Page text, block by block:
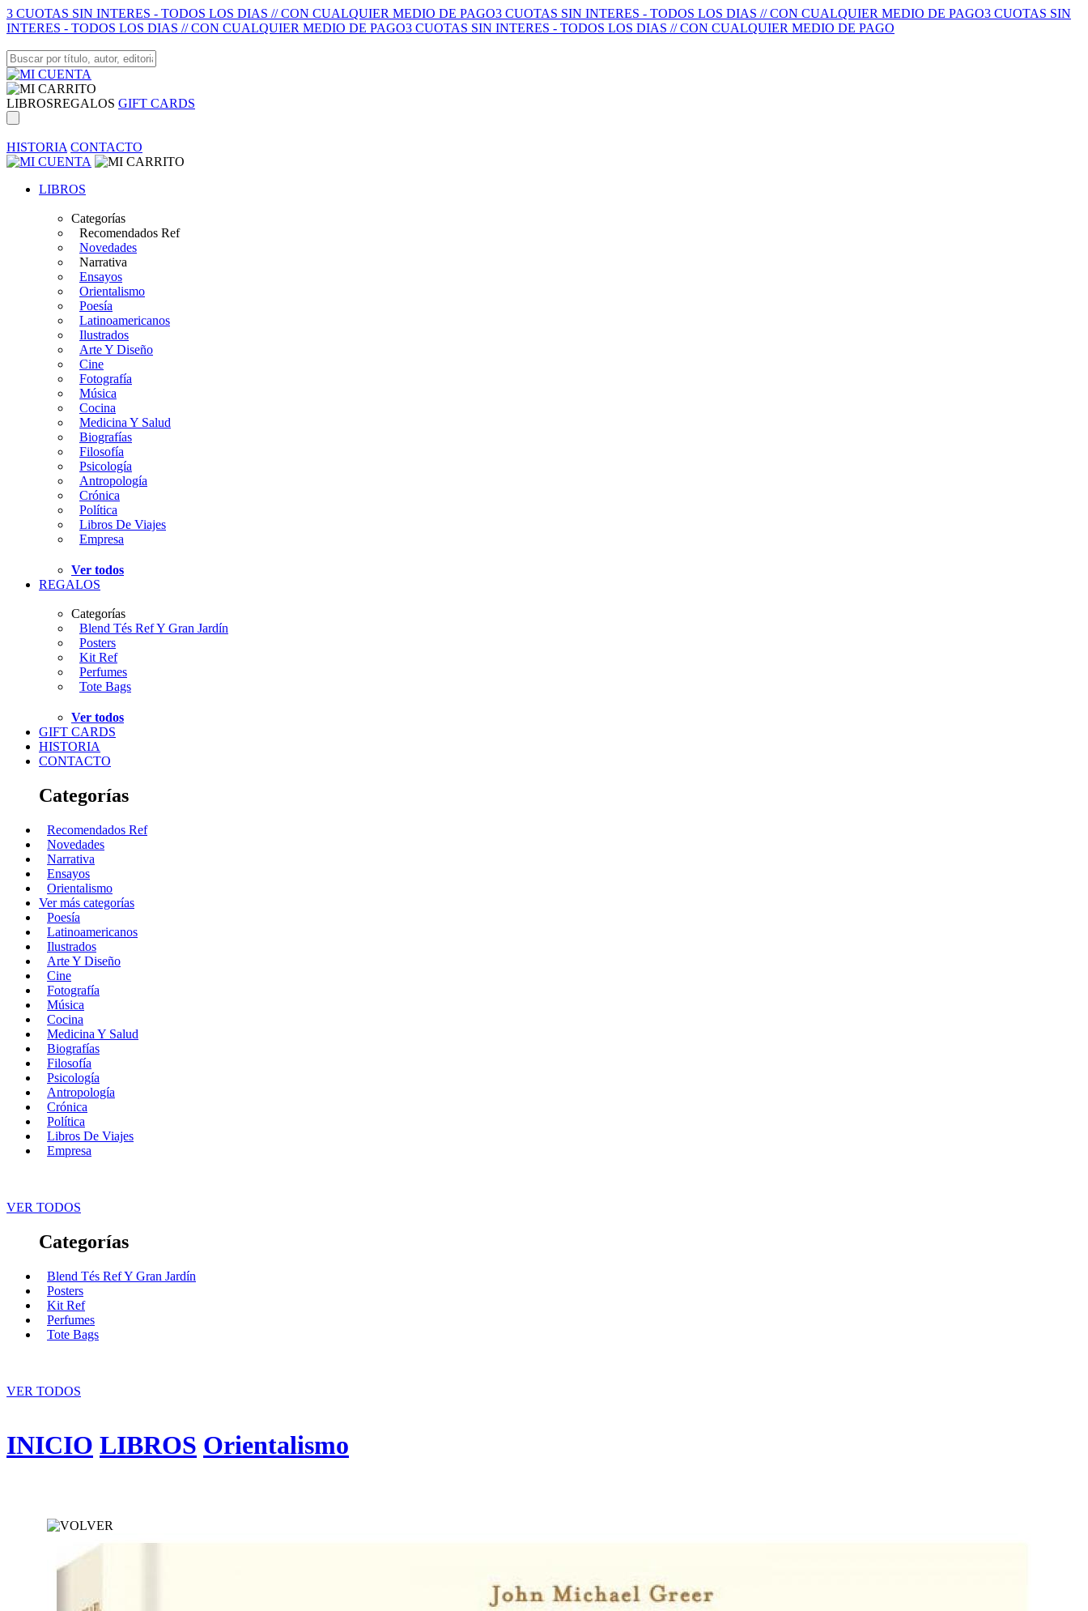
3 CUOTAS SIN INTERES - TODOS LOS DIAS // CON CUALQUIER MEDIO DE PAGO3 CUOTAS SIN INTERES - TODOS LOS DIAS // CON CUALQUIER MEDIO DE PAGO3 CUOTAS SIN
INTERES - TODOS LOS DIAS // CON CUALQUIER MEDIO DE PAGO3 CUOTAS SIN INTERES - TODOS LOS DIAS // CON CUALQUIER MEDIO DE PAGO
LIBROSREGALOS GIFT CARDS
HISTORIA CONTACTO
LIBROS
Categorías
Recomendados Ref
Novedades
Narrativa
Ensayos
Orientalismo
Poesía
Latinoamericanos
Ilustrados
Arte Y Diseño
Cine
Fotografía
Música
Cocina
Medicina Y Salud
Biografías
Filosofía
Psicología
Antropología
Crónica
Política
Libros De Viajes
Empresa
Ver todos
REGALOS
Categorías
Blend Tés Ref Y Gran Jardín
Posters
Kit Ref
Perfumes
Tote Bags
Ver todos
GIFT CARDS
HISTORIA
CONTACTO
Categorías
Recomendados Ref
Novedades
Narrativa
Ensayos
Orientalismo
Ver más categorías
Poesía
Latinoamericanos
Ilustrados
Arte Y Diseño
Cine
Fotografía
Música
Cocina
Medicina Y Salud
Biografías
Filosofía
Psicología
Antropología
Crónica
Política
Libros De Viajes
Empresa
VER TODOS
Categorías
Blend Tés Ref Y Gran Jardín
Posters
Kit Ref
Perfumes
Tote Bags
VER TODOS
INICIO LIBROS Orientalismo